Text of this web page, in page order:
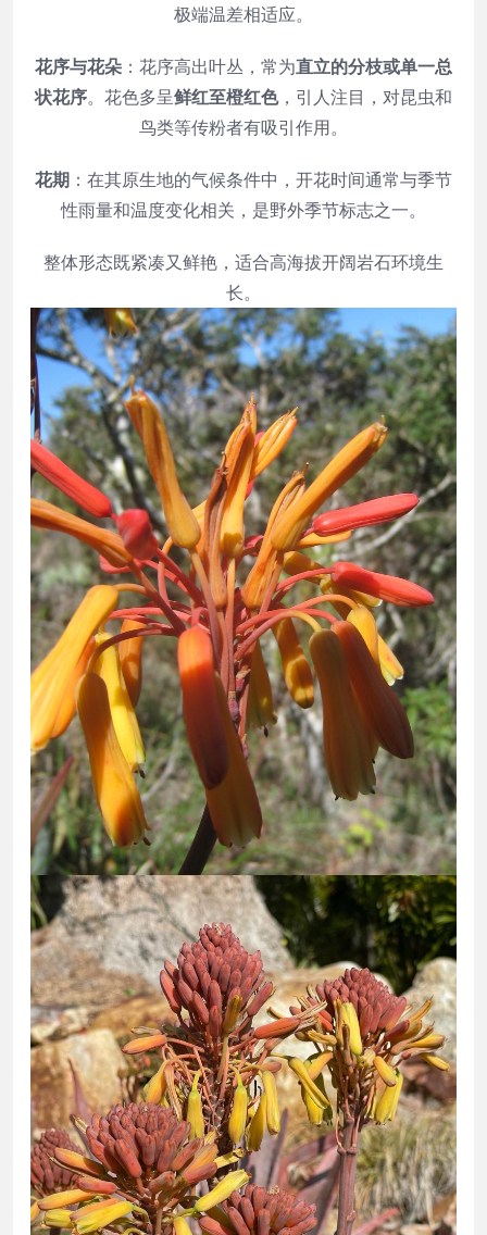
极端温差相适应。
花序与花朵 ：花序高出叶丛，常为直立的分枝或单一总
状花序。花色多呈鲜红至橙红色，引人注目，对昆虫和
鸟类等传粉者有吸引作用。
花期 ：在其原生地的气候条件中，开花时间通常与季节
性雨量和温度变化相关，是野外季节标志之一。
整体形态既紧凑又鲜艳，适合高海拔开阔岩石环境生
长。